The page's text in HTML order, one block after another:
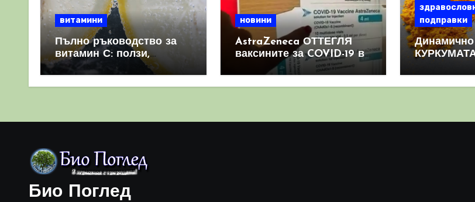
витамини
Пълно ръководство за
витамин С: ползи,
източници и защо е
важен за имунната
новини
AstraZeneca ОТТЕГЛЯ
ваксините за COVID-19 в
световен мащаб, след
като призна, че те
подправки
Био Поглед